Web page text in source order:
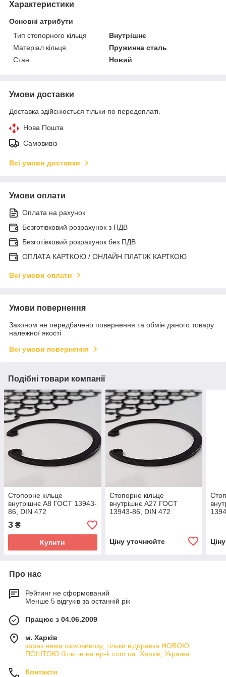
Характеристики
Основні атрибути
Тип стопорного кільця
Внутрішнє
Матеріал кільця
Пружинна сталь
Стан
Новий
Умови доставки
Доставка здійснюється тільки по передоплаті.
Нова Пошта
Самовивіз
Всі умови доставки
Умови оплати
Оплата на рахунок
Безготівковий розрахунок з ПДВ
Безготівковий розрахунок без ПДВ
ОПЛАТА КАРТКОЮ / ОНЛАЙН ПЛАТІЖ КАРТКОЮ
Всі умови оплати
Умови повернення
Законом не передбачено повернення та обмін даного товару
належної якості
Всі умови повернення
Подібні товари компанії
Стопорне кільце
внутрішнє А8 ГОСТ 13943-
86, DIN 472
3 ₴
Купити
Стопорне кільце
внутрішнє А27 ГОСТ
13943-86, DIN 472
Ціну уточнюйте
Про нас
Рейтинг не сформований
Менше 5 відгуків за останній рік
Працює з 04.06.2009
м. Харків
зараз нема самовивозу, тільки відправка НОВОЮ
ПОШТОЮ більше на ep-k.com.ua, Харків, Україна
Контакти